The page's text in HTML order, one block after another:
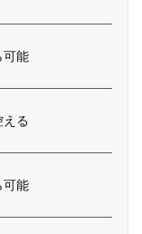
可能
える
可能